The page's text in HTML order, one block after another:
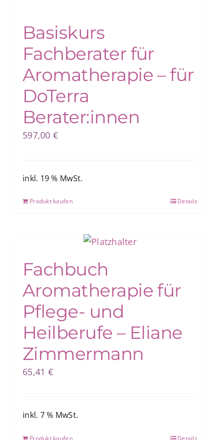
Basiskurs
Fachberater für
Aromatherapie – für
DoTerra
Berater:innen
597,00 €
inkl. 19 % MwSt.
Produkt kaufen Details
Fachbuch
Aromatherapie für
Pflege- und
Heilberufe – Eliane
Zimmermann
65,41 €
inkl. 7 % MwSt.
Produkt kaufen Details